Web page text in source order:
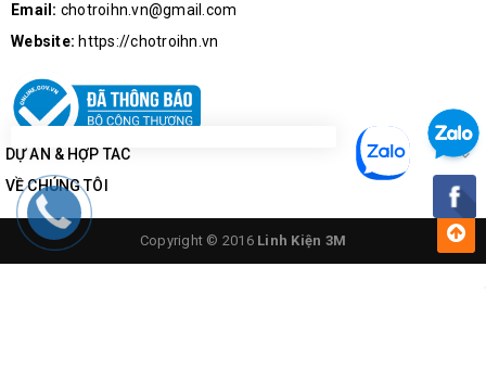
Email: chotroihn.vn@gmail.com
Website: https://chotroihn.vn
DỰ ÁN & HỢP TÁC
VỀ CHÚNG TÔI
Copyright © 2016 Linh Kiện 3M